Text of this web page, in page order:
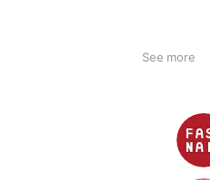
See more